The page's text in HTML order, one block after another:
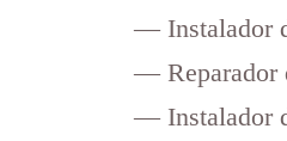
— Instalador
— Reparador
— Instalador